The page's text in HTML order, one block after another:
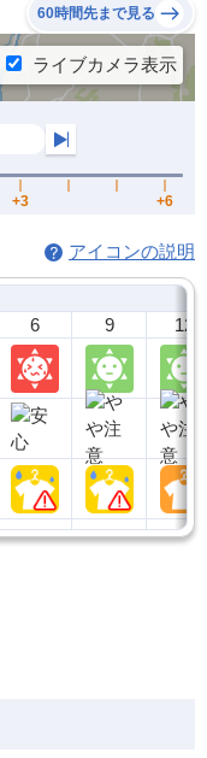
60時間先まで見る
アイコンの説明
6 9 12